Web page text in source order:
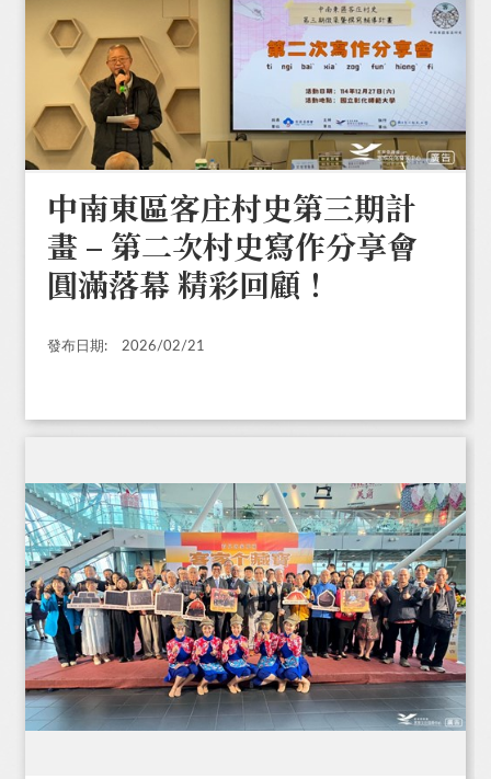
中南東區客庄村史第三期計
畫 – 第二次村史寫作分享會
圓滿落幕 精彩回顧！
發布日期: 2026/02/21